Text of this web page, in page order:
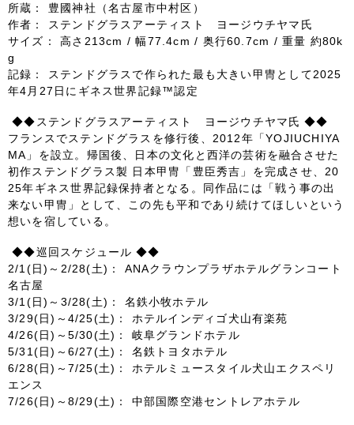
所蔵： 豊國神社（名古屋市中村区）
作者： ステンドグラスアーティスト ヨージウチヤマ氏
サイズ： 高さ213cm / 幅77.4cm / 奥行60.7cm / 重量 約80k
g
記録： ステンドグラスで作られた最も大きい甲冑として2025
年4月27日にギネス世界記録™認定
◆◆ステンドグラスアーティスト ヨージウチヤマ氏 ◆◆
フランスでステンドグラスを修行後、2012年「YOJIUCHIYA
MA」を設立。帰国後、日本の文化と西洋の芸術を融合させた
初作ステンドグラス製 日本甲冑「豊臣秀吉」を完成させ、20
25年ギネス世界記録保持者となる。同作品には「戦う事の出
来ない甲冑」として、この先も平和であり続けてほしいという
想いを宿している。
◆◆巡回スケジュール ◆◆
2/1(日)～2/28(土)： ANAクラウンプラザホテルグランコート
名古屋
3/1(日)～3/28(土)： 名鉄小牧ホテル
3/29(日)～4/25(土)： ホテルインディゴ犬山有楽苑
4/26(日)～5/30(土)： 岐阜グランドホテル
5/31(日)～6/27(土)： 名鉄トヨタホテル
6/28(日)～7/25(土)： ホテルミュースタイル犬山エクスペリ
エンス
7/26(日)～8/29(土)： 中部国際空港セントレアホテル